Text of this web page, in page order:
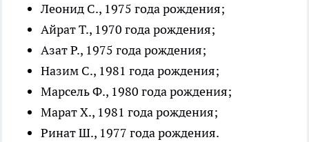
Леонид С., 1975 года рождения;
Айрат Т., 1970 года рождения;
Азат Р., 1975 года рождения;
Назим С., 1981 года рождения;
Марсель Ф., 1980 года рождения;
Марат Х., 1981 года рождения;
Ринат Ш., 1977 года рождения.